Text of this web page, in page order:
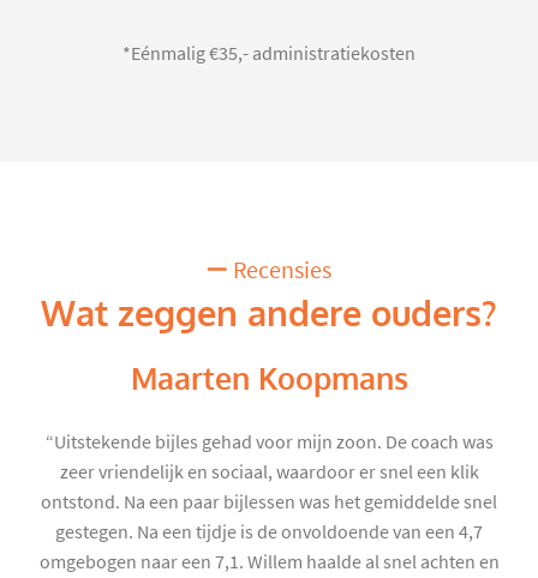
*Eénmalig €35,- administratiekosten
Recensies
Wat zeggen andere ouders?
Maarten Koopmans
“Uitstekende bijles gehad voor mijn zoon. De coach was
zeer vriendelijk en sociaal, waardoor er snel een klik
ontstond. Na een paar bijlessen was het gemiddelde snel
gestegen. Na een tijdje is de onvoldoende van een 4,7
omgebogen naar een 7,1. Willem haalde al snel achten en